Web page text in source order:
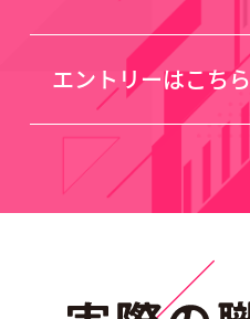
エントリーはこちら